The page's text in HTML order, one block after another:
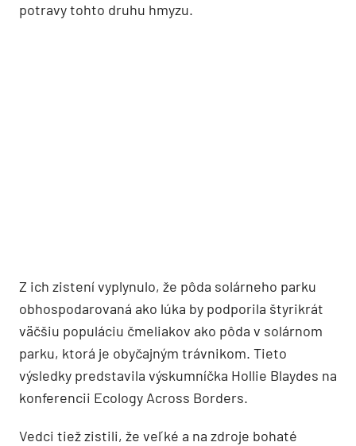
potravy tohto druhu hmyzu.
Z ich zistení vyplynulo, že pôda solárneho parku
obhospodarovaná ako lúka by podporila štyrikrát
väčšiu populáciu čmeliakov ako pôda v solárnom
parku, ktorá je obyčajným trávnikom. Tieto
výsledky predstavila výskumníčka Hollie Blaydes na
konferencii Ecology Across Borders.
Vedci tiež zistili, že veľké a na zdroje bohaté